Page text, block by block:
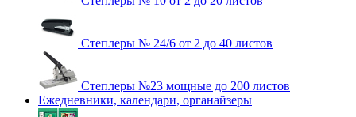
Степлеры № 24/6 от 2 до 40 листов
Степлеры №23 мощные до 200 листов
Ежедневники, календари, органайзеры